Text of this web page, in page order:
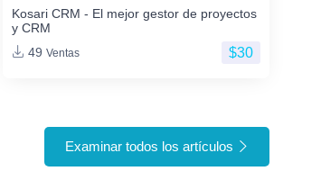
Kosari CRM - El mejor gestor de proyectos
y CRM
49 Ventas $30
Examinar todos los artículos